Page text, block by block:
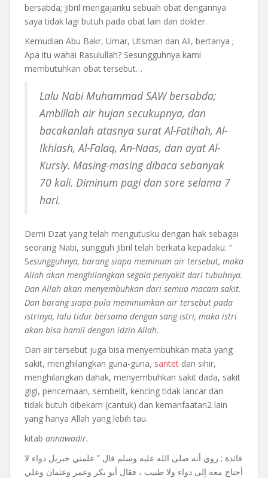
bersabda; Jibril mengajariku sebuah obat dengannya
saya tidak lagi butuh pada obat lain dan dokter.
Kemudian Abu Bakr, Umar, Utsman dan Ali, bertanya ;
Apa itu wahai Rasulullah? Sesungguhnya kami
membutuhkan obat tersebut…
Lalu Nabi Muhammad SAW bersabda;
Ambillah air hujan secukupnya, dan
bacakanlah atasnya surat Al-Fatihah, Al-
Ikhlash, Al-Falaq, An-Naas, dan ayat Al-
Kursiy. Masing-masing dibaca sebanyak
70 kali. Diminum pagi dan sore selama 7
hari.
Demi Dzat yang telah mengutusku dengan hak sebagai
seorang Nabi, sungguh Jibril telah berkata kepadaku: ”
Sesungguhnya, barang siapa meminum air tersebut, maka
Allah akan menghilangkan segala penyakit dari tubuhnya.
Dan Allah akan menyembuhkan dari semua macam sakit.
Dan barang siapa pula meminumkan air tersebut pada
istrinya, lalu tidur bersama dengan sang istri, maka istri
akan bisa hamil dengan idzin Allah.
Dan air tersebut juga bisa menyembuhkan mata yang
sakit, menghilangkan guna-guna, santet dan sihir,
menghilangkan dahak, menyembuhkan sakit dada, sakit
gigi, pencernaan, sembelit, kencing tidak lancar dan
tidak butuh dibekam (cantuk) dan kemanfaatan2 lain
yang hanya Allah yang lebih tau.
kitab annawadir.
ﻓﺎﺋﺪﺓ ; ﺭﻭﻱ ﺃﻧﻪ ﺻﻠﻰ ﺍﻟﻠﻪ ﻋﻠﻴﻪ ﻭﺳﻠﻢ ﻗﺎﻝ ” ﻋﻠﻤﻨﻲ ﺟﺒﺮﻳﻞ ﺩﻭﺍﺀ ﻻ
ﺃﺣﺘﺎﺝ ﻣﻌﻪ ﺇﻟﻰ ﺩﻭﺍﺀ ﻭﻻ ﻃﺒﻴﺐ ، ﻓﻘﺎﻝ ﺃﺑﻮ ﺑﻜﺮ ﻭﻋﻤﺮ ﻭﻋﺜﻤﺎﻥ ﻭﻋﻠﻲ